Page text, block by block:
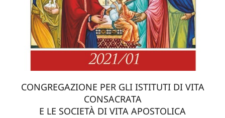
CONGREGAZIONE PER GLI ISTITUTI DI VITA
CONSACRATA
E LE SOCIETÀ DI VITA APOSTOLICA